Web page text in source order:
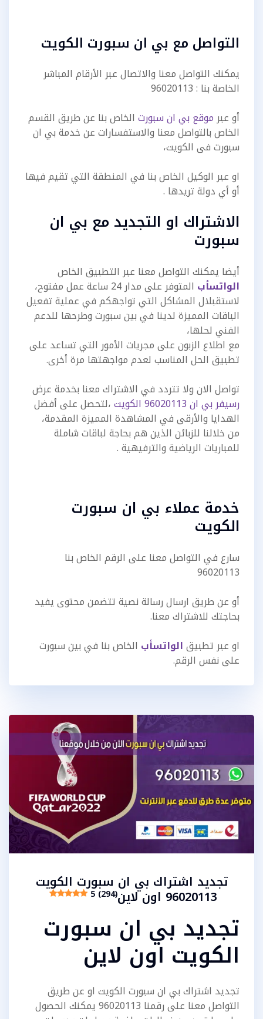
التواصل مع بي ان سبورت الكويت
يمكنك التواصل معنا والاتصال عبر الأرقام المباشر
الخاصة بنا : 96020113
أو عبرموقع بي ان سبورت الخاص بنا عن طريق القسم
الخاص بالتواصل معنا والاستفسارات عن خدمة بي ان
سبورت فى الكويت،
او عبر الوكيل الخاص بنا في المنطقة التي تقيم فيها
أو أي دولة تريدها .
الاشتراك او التجديد مع بي ان
سبورت
أيضا يمكنك التواصل معنا عبر التطبيق الخاص
الواتسأب المتوفر على مدار 24 ساعة عمل مفتوح،
لاستقبلال المشاكل التي تواجهكم في عملية تفعيل
الباقات المميزة لدينا في بين سبورت وطرحها للدعم
الفني لحلها،
مع اطلاع الزبون على مجريات الأمور التي تساعد على
تطبيق الحل المناسب لعدم مواجهتها مرة أخرى.
تواصل الان ولا تتردد في الاشتراك معنا بخدمة عرض
رسيفر بي ان 96020113 الكويت
،لتحصل على أفضل
الهدايا والأرقى في المشاهدة المميزة المقدمة،
من خلالنا للزبائن الذين هم بحاجة لباقات شاملة
للمباريات الرياضية والترفيهية .
خدمة عملاء بي ان سبورت
الكويت
سارع في التواصل معنا على الرقم الخاص بنا
96020113
أو عن طريق ارسال رسالة نصية تتضمن محتوى يفيد
بحاجتك للاشتراك معنا.
او عبر تطبيقالواتسأب الخاص بنا في بين سبورت
على نفس الرقم.
تجديد اشتراك بي ان سبورت الكويت
96020113 اون لاين 5 (294)
تجديد بي ان سبورت
الكويت اون لاين
تجديد اشتراك بي ان سبورت الكويت او عن طريق
التواصل معنا على رقمنا 96020113 يمكنك الحصول